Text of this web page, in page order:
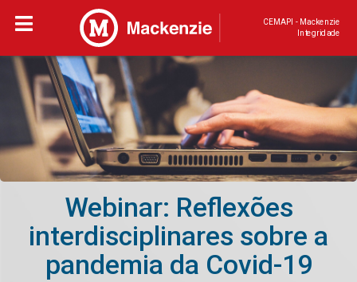
CEMAPI - Mackenzie
Integridade
Webinar: Reflexões
interdisciplinares sobre a
pandemia da Covid-19